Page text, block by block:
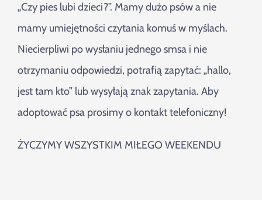
„Czy pies lubi dzieci?”. Mamy dużo psów a nie
mamy umiejętności czytania komuś w myślach.
Niecierpliwi po wysłaniu jednego smsa i nie
otrzymaniu odpowiedzi, potrafią zapytać: „hallo,
jest tam kto” lub wysyłają znak zapytania. Aby
adoptować psa prosimy o kontakt telefoniczny!
ŻYCZYMY WSZYSTKIM MIŁEGO WEEKENDU